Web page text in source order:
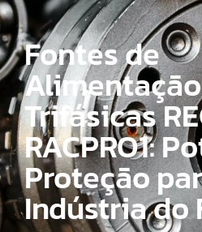
Fontes de
Alimentação
Trifásicas
RACPRO1:
Proteção
Indústria do